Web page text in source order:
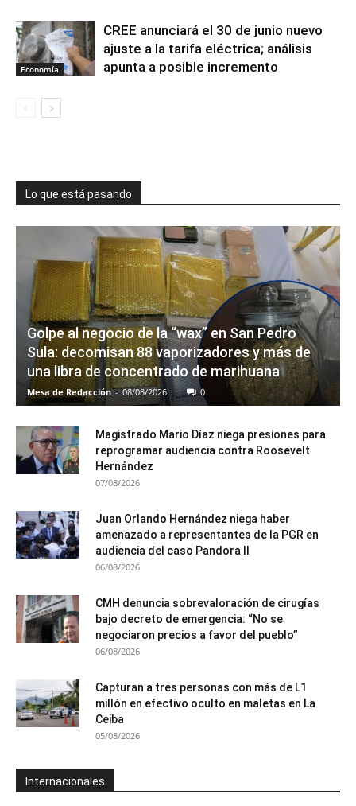
Economía
CREE anunciará el 30 de junio nuevo
ajuste a la tarifa eléctrica; análisis
apunta a posible incremento
Lo que está pasando
Golpe al negocio de la “wax” en San Pedro
Sula: decomisan 88 vaporizadores y más de
una libra de concentrado de marihuana
Mesa de Redacción - 08/08/2026 0
Magistrado Mario Díaz niega presiones para
reprogramar audiencia contra Roosevelt
Hernández
07/08/2026
Juan Orlando Hernández niega haber
amenazado a representantes de la PGR en
audiencia del caso Pandora II
06/08/2026
CMH denuncia sobrevaloración de cirugías
bajo decreto de emergencia: “No se
negociaron precios a favor del pueblo”
06/08/2026
Capturan a tres personas con más de L1
millón en efectivo oculto en maletas en La
Ceiba
05/08/2026
Internacionales